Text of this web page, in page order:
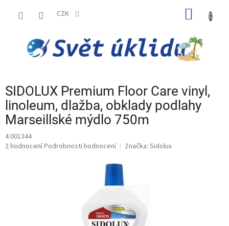
CZK
SIDOLUX Premium Floor Care vinyl,
linoleum, dlažba, obklady podlahy
Marseillské mýdlo 750m
4.001344
Průměrné
2 hodnoceníPodrobnosti hodnocení Značka: Sidolux